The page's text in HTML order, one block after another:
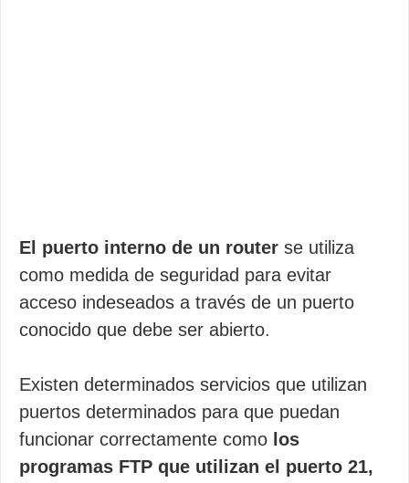
El puerto interno de un router se utiliza
como medida de seguridad para evitar
acceso indeseados a través de un puerto
conocido que debe ser abierto.
Existen determinados servicios que utilizan
puertos determinados para que puedan
funcionar correctamente como los
programas FTP que utilizan el puerto 21,